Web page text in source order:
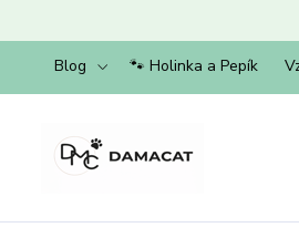
Blog 🐾 Holinka a Pepík